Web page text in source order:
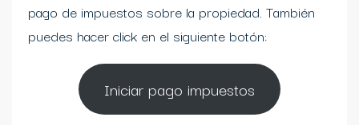
pago de impuestos sobre la propiedad. También
puedes hacer click en el siguiente botón:
Iniciar pago impuestos